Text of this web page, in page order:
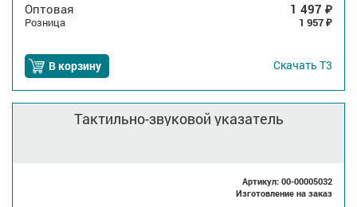
Оптовая 1 497 ₽
Розница 1 957 ₽
В корзину Скачать Т3
Тактильно-звуковой указатель
Артикул: 00-00005032
Изготовление на заказ